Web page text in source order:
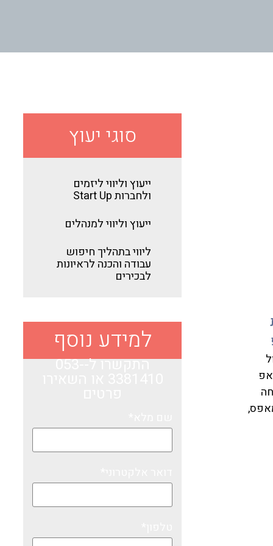
סוגי יעוץ
ייעוץ וליווי ליזמים
ולחברות Start Up
ייעוץ וליווי למנהלים
ליווי בתהליך חיפוש
עבודה והכנה לראיונות
לבכירים
למידע נוסף
התקשרו ל-053-